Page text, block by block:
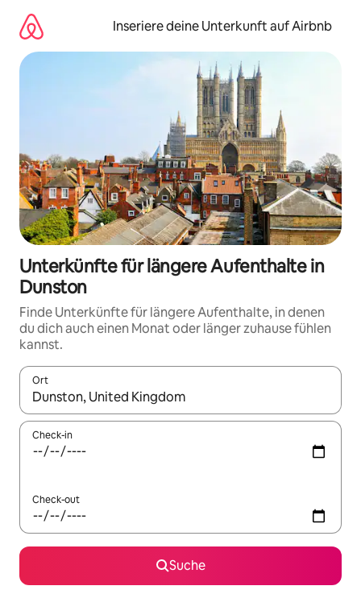
Inhalten
springen
Inseriere deine Unterkunft auf Airbnb
Unterkünfte für längere Aufenthalte in
Dunston
Finde Unterkünfte für längere Aufenthalte, in denen
du dich auch einen Monat oder länger zuhause fühlen
kannst.
Ort
Wenn Ergebnisse verfügbar sind, navigiere mit den
Check-in
Check-out
Suche